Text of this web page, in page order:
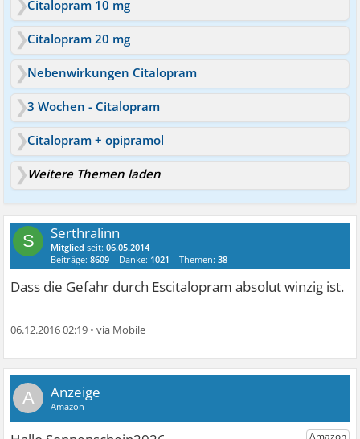
Citalopram 10 mg
Citalopram 20 mg
Nebenwirkungen Citalopram
3 Wochen - Citalopram
Citalopram + opipramol
Weitere Themen laden
S Serthralinn
Mitglied seit:06.05.2014
Beiträge:8609 Danke: 1021 Themen:38
Dass die Gefahr durch Escitalopram absolut winzig ist.
06.12.2016 02:19 •
A